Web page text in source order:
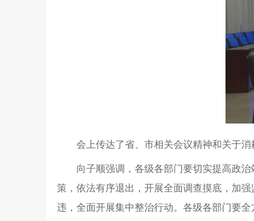
会上传达了省、市相关会议精神和关于
向子顺强调，各级各部门要切实提高政
策，依法有序退出，开展全面调查摸底，加
违，全面开展集中整治行动。各级各部门要